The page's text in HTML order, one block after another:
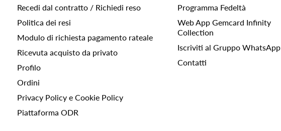
Recedi dal contratto / Richiedi reso
Politica dei resi
Modulo di richiesta pagamento rateale
Ricevuta acquisto da privato
Profilo
Ordini
Privacy Policy e Cookie Policy
Piattaforma ODR
Programma Fedeltà
Web App Gemcard Infinity
Collection
Iscriviti al Gruppo WhatsApp
Contatti